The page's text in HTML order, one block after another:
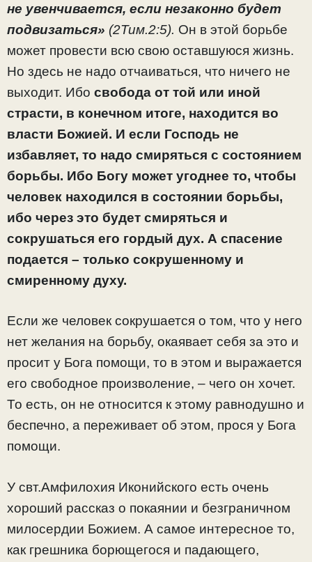
не увенчивается, если незаконно будет
подвизаться» (2Тим.2:5). Он в этой борьбе
может провести всю свою оставшуюся жизнь.
Но здесь не надо отчаиваться, что ничего не
выходит. Ибо свобода от той или иной
страсти, в конечном итоге, находится во
власти Божией. И если Господь не
избавляет, то надо смиряться с состоянием
борьбы. Ибо Богу может угоднее то, чтобы
человек находился в состоянии борьбы,
ибо через это будет смиряться и
сокрушаться его гордый дух. А спасение
подается – только сокрушенному и
смиренному духу.
Если же человек сокрушается о том, что у него
нет желания на борьбу, окаявает себя за это и
просит у Бога помощи, то в этом и выражается
его свободное произволение, – чего он хочет.
То есть, он не относится к этому равнодушно и
беспечно, а переживает об этом, прося у Бога
помощи.
У свт.Амфилохия Иконийского есть очень
хороший рассказ о покаянии и безграничном
милосердии Божием. А самое интересное то,
как грешника борющегося и падающего,